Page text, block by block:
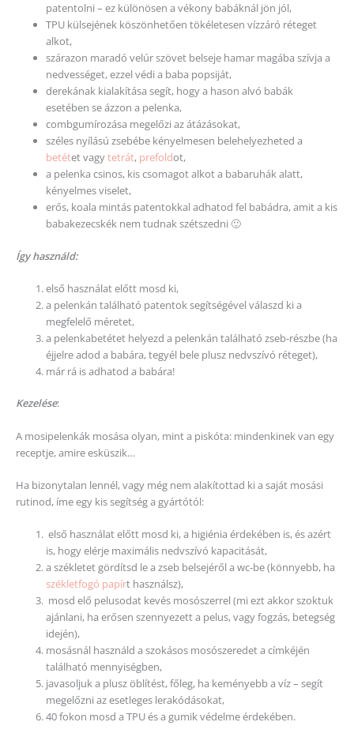
patentolni – ez különösen a vékony babáknál jön jól,
TPU külsejének köszönhetően tökéletesen vízzáró réteget
alkot,
szárazon maradó velúr szövet belseje hamar magába szívja a
nedvességet, ezzel védi a baba popsiját,
derekának kialakítása segít, hogy a hason alvó babák
esetében se ázzon a pelenka,
combgumírozása megelőzi az átázásokat,
széles nyílású zsebébe kényelmesen belehelyezheted a
betétet vagytetrát, prefoldot,
a pelenka csinos, kis csomagot alkot a babaruhák alatt,
kényelmes viselet,
erős, koala mintás patentokkal adhatod fel babádra, amit a kis
babakezecskék nem tudnak szétszedni 🙂
Így használd:
első használat előtt mosd ki,
a pelenkán található patentok segítségével válaszd ki a
megfelelő méretet,
a pelenkabetétet helyezd a pelenkán található zseb-részbe (ha
éjjelre adod a babára, tegyél bele plusz nedvszívó réteget),
már rá is adhatod a babára!
Kezelése:
A mosipelenkák mosása olyan, mint a piskóta: mindenkinek van egy
receptje, amire esküszik…
Ha bizonytalan lennél, vagy még nem alakítottad ki a saját mosási
rutinod, íme egy kis segítség a gyártótól:
első használat előtt mosd ki, a higiénia érdekében is, és azért
is, hogy elérje maximális nedvszívó kapacitását,
a székletet gördítsd le a zseb belsejéről a wc-be (könnyebb, ha
székletfogó papírt használsz),
mosd elő pelusodat kevés mosószerrel (mi ezt akkor szoktuk
ajánlani, ha erősen szennyezett a pelus, vagy fogzás, betegség
idején),
mosásnál használd a szokásos mosószeredet a címkéjén
található mennyiségben,
javasoljuk a plusz öblítést, főleg, ha keményebb a víz – segít
megelőzni az esetleges lerakódásokat,
40 fokon mosd a TPU és a gumik védelme érdekében.